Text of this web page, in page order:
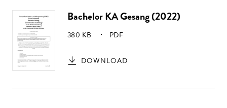
Bachelor KA Gesang (2022)
GRÖSSE:
380 KB PDF
DOWNLOAD